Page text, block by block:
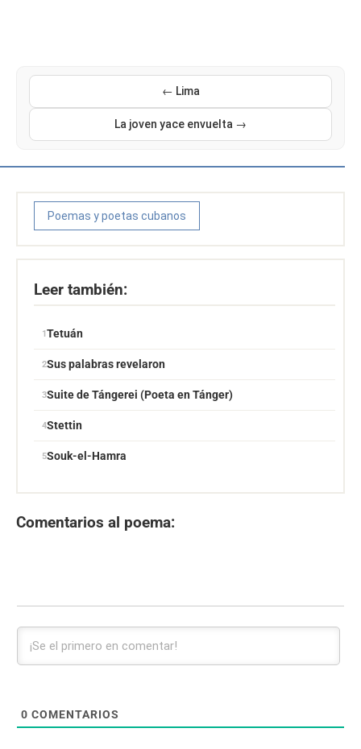
← Lima
La joven yace envuelta →
Poemas y poetas cubanos
Leer también:
Tetuán
Sus palabras revelaron
Suite de Tángerei (Poeta en Tánger)
Stettin
Souk-el-Hamra
Comentarios al poema:
0 COMENTARIOS